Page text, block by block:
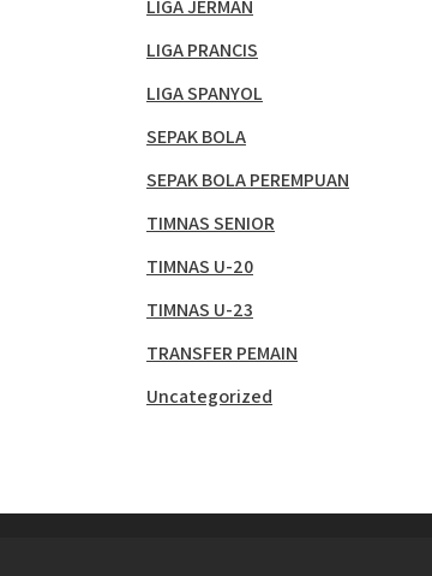
LIGA JERMAN
LIGA PRANCIS
LIGA SPANYOL
SEPAK BOLA
SEPAK BOLA PEREMPUAN
TIMNAS SENIOR
TIMNAS U-20
TIMNAS U-23
TRANSFER PEMAIN
Uncategorized